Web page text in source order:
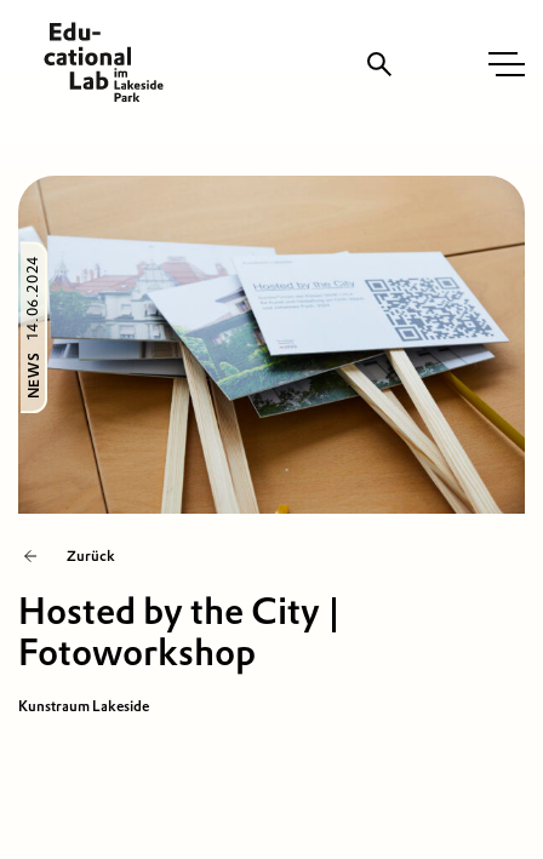
NEWS
14.06.2024
Zurück
Hosted by the City |
Fotoworkshop
Kunstraum Lakeside